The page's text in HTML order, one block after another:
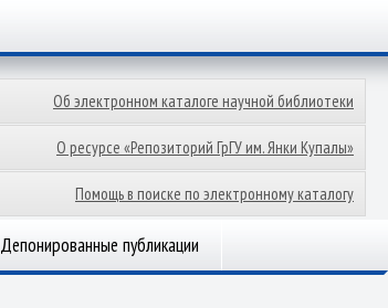
Об электронном каталоге научной библиотеки
О ресурсе «Репозиторий ГрГУ им. Янки Купалы»
Помощь в поиске по электронному каталогу
Депонированные публикации